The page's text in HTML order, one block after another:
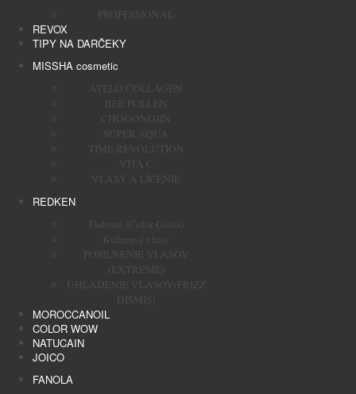
PROFESSIONAL
REVOX
TIPY NA DARČEKY
MISSHA cosmetic
ATELO COLLAGEN
BEE POLLEN
CHOGONGJIN
SUPER AQUA
TIME REVOLUTION
VITA C
VLASY A LÍČENIE
REDKEN
Farbené (Color Gloss)
Kučeravé vlasy
POSILNENIE VLASOV
(EXTREME)
UHLADENIE VLASOV(FRIZZ
DISMIS)
MOROCCANOIL
COLOR WOW
NATUCAIN
JOICO
FANOLA